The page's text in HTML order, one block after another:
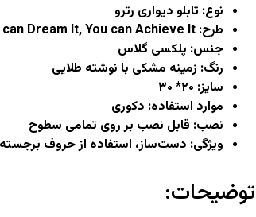
نوع: تابلو دیواری رترو
طرح: If you can Dream It, You can Achieve It
جنس: پلکسی گلاس
رنگ: زمینه مشکی با نوشته طلایی
سایز: ۲۰* ۳۰
موارد استفاده: دکوری
نصب: قابل نصب بر روی تمامی سطوح
ویژگی: دست‌ساز، استفاده از حروف
توضیحات: